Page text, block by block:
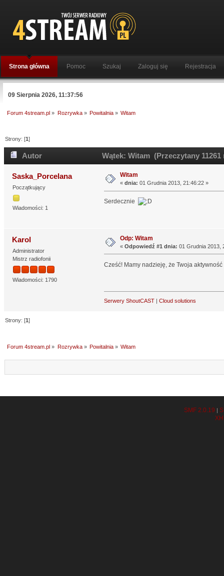
Strona główna Pomoc Szukaj Zaloguj się Rejestracja
09 Sierpnia 2026, 11:37:56
Forum 4stream.pl » Rozrywka» Powitalnia» Witam
Strony: [1]
Autor Wątek: Witam (Przeczytany 11261
Saska_Porcelana
Początkujący
Wiadomości: 1
Witam
« dnia: 01 Grudnia 2013, 21:46:22 »
Serdecznie
Karol
Administrator
Mistrz radiofonii
Wiadomości: 1790
Odp: Witam
« Odpowiedź #1 dnia: 01 Grudnia 2013,
Cześć! Mamy nadzieję, że Twoja
Serwery ShoutCAST| Cloud solutions
Strony: [1]
Forum 4stream.pl » Rozrywka» Powitalnia» Witam
SMF 2.0.19 |